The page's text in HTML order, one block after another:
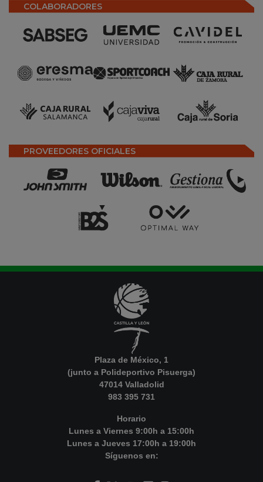
COLABORADORES
PROVEEDORES OFICIALES
Plaza de México, 1
(junto a Polideportivo Pisuerga)
47014 Valladolid
983 395 731
Horario
Lunes a Viernes 9:00h a 15:00h
Lunes a Jueves 17:00h a 19:00h
Síguenos en: